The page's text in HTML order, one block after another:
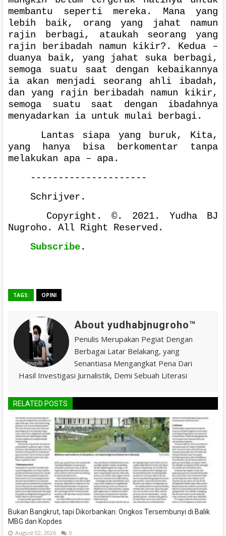
membantu seperti mereka. Mana yang
lebih baik, orang yang jahat namun
rajin berbagi, ataukah seorang yang
rajin beribadah namun kikir?. Kedua –
duanya baik, yang jahat suka berbagi,
semoga suatu saat dengan kebaikannya
ia akan menjadi seorang ahli ibadah,
dan yang rajin beribadah namun kikir,
semoga suatu saat dengan ibadahnya
menyadarkan ia untuk mulai berbagi.
Lantas siapa yang buruk, Kita,
yang hanya bisa berkomentar tanpa
melakukan apa – apa.
---------------------
Schrijver.
Copyright. ©. 2021. Yudha BJ
Nugroho. All Right Reserved.
Subscribe.
TAGS: OPINI
About yudhabjnugroho™️
Penulis Merupakan Pegiat Dengan
Berbagai Latar Belakang, yang
Senantiasa Mengangkat Pena Dari
Hasil Investigasi Jurnalistik, Demi Sebuah Literasi
RELATED POSTS
Bukan Bangkrut, tapi Dikorbankan: Ongkos Tersembunyi di Balik
MBG dan Kopdes
August 02, 2026 0